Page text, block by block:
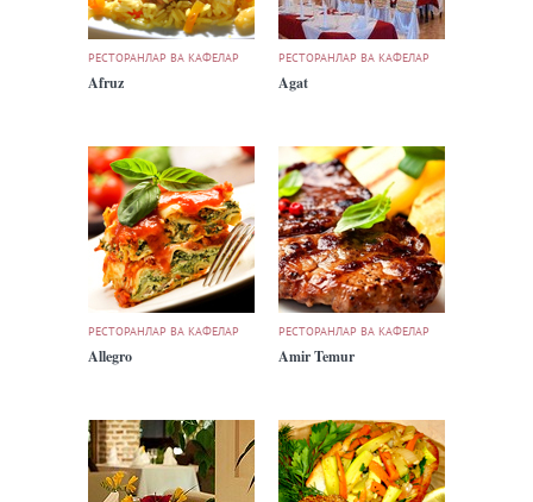
РЕСТОРАНЛАР ВА КАФЕЛАР
Afruz
РЕСТОРАНЛАР ВА КАФЕЛАР
Agat
РЕСТОРАНЛАР ВА КАФЕЛАР
Allegro
РЕСТОРАНЛАР ВА КАФЕЛАР
Amir Temur